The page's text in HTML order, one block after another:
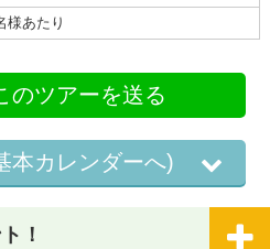
様あたり
のツアーを送る
本カレンダーへ)
！